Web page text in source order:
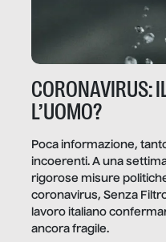
CORONAVIRUS:
L’UOMO?
Poca informazione,
incoerenti. A una
rigorose misure
coronavirus, Senza
lavoro italiano
ancora fragile.